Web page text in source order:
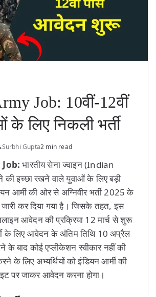
Job: 10वीं-12वीं
के लिए निकली भर्ती
Surbhi Gupta2 min read
Job:भारतीय सेना ज्वाइन (Indian
इच्छा रखने वाले युवाओं के लिए बड़ी
आर्मी की ओर से अग्निवीर भर्ती 2025 के
कर दिया गया है। जिसके तहत, इस
आवेदन की प्रक्रिया 12 मार्च से शुरू
के लिए आवेदन के अंतिम तिथि 10 अप्रैल
के बाद कोई एप्लीकेशन स्वीकार नहीं की
के लिए अभ्यर्थियों को इंडियन आर्मी की
पर जाकर आवेदन करना होगा।